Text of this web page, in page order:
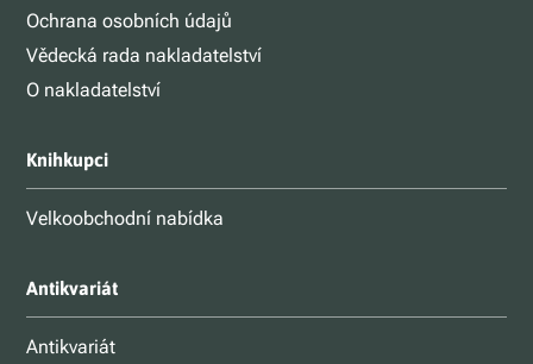
Ochrana osobních údajů
Vědecká rada nakladatelství
O nakladatelství
Knihkupci
Velkoobchodní nabídka
Antikvariát
Antikvariát